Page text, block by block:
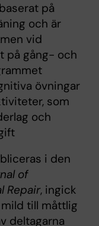
på
och är
vid
på gång- och
övningar
som
och
i den
of
Repair, ingick
till måttlig
deltagarna